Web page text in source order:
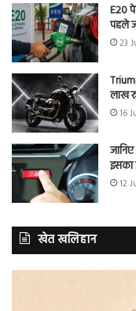
E20
पहले
23
लाख
16
इसका
12
खेत खलिहान